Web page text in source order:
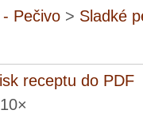
Pečivo > Sladké
receptu do PDF